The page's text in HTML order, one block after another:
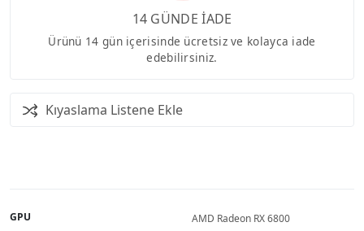
14 GÜNDE İADE
Ürünü 14 gün içerisinde ücretsiz ve kolayca iade
edebilirsiniz.
Kıyaslama Listene Ekle
GPU
AMD Radeon RX 6800